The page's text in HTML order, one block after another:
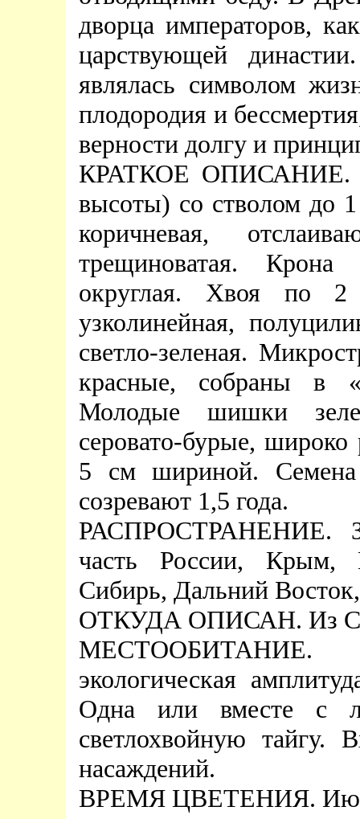
дворца императоров,
царствующей
являлась символом
плодородия и
верности долгу и
КРАТКОЕ ОПИСАНИЕ.
высоты) со стволом до
коричневая,
трещиноватая.
округлая. Хвоя по
узколинейная,
светло-зеленая.
красные, собраны в
Молодые шишки
серовато-бурые,
5 см шириной.
созревают 1,5 года.
РАСПРОСТРАНЕНИЕ.
часть России, Крым,
Сибирь, Дальний
ОТКУДА ОПИСАН. Из
экологическая
Одна или вместе с
светлохвойную тайгу.
насаждений.
ВРЕМЯ ЦВЕТЕНИЯ.